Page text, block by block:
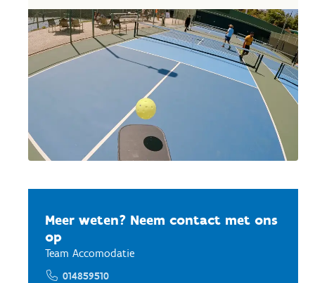
Meer weten? Neem contact met ons
op
Team Accomodatie
014859510